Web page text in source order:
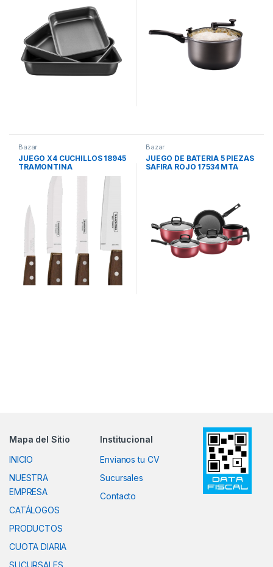
Bazar
JUEGO X4 CUCHILLOS 18945
TRAMONTINA
Bazar
JUEGO DE BATERIA 5 PIEZAS
SAFIRA ROJO 17534 MTA
Mapa del Sitio
INICIO
NUESTRA
EMPRESA
CATÁLOGOS
PRODUCTOS
CUOTA DIARIA
SUCURSALES
Institucional
Envianos tu CV
Sucursales
Contacto